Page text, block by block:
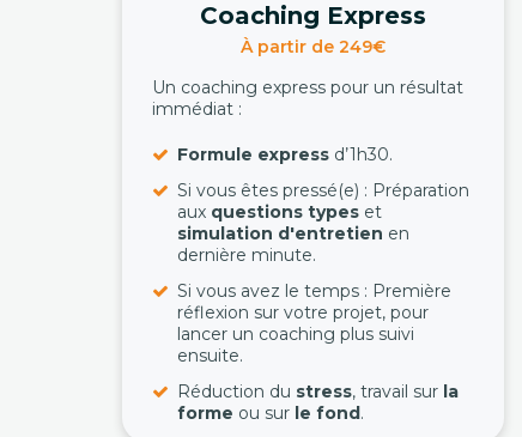
Coaching Express
À partir de 249€
Un coaching express pour un résultat
immédiat :
Formule express d’1h30.
Si vous êtes pressé(e) : Préparation
aux questions types et
simulation d'entretien en
dernière minute.
Si vous avez le temps : Première
réflexion sur votre projet, pour
lancer un coaching plus suivi
ensuite.
Réduction du stress, travail sur la
forme ou sur le fond.